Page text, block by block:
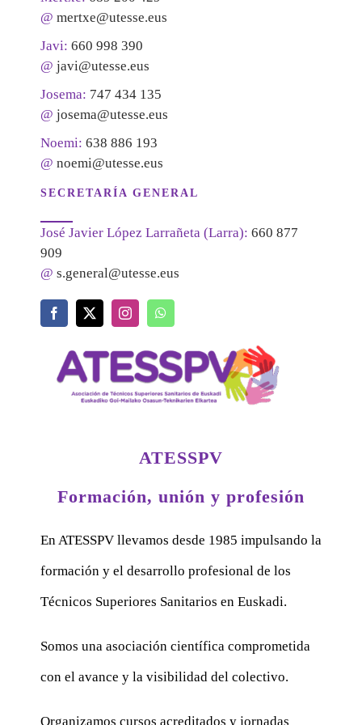
@ mertxe@utesse.eus
Javi: 660 998 390
@ javi@utesse.eus
Josema: 747 434 135
@ josema@utesse.eus
Noemi: 638 886 193
@ noemi@utesse.eus
SECRETARÍA GENERAL
José Javier López Larrañeta (Larra): 660 877
909
@ s.general@utesse.eus
ATESSPV
Formación, unión y profesión
En ATESSPV llevamos desde 1985 impulsando la
formación y el desarrollo profesional de los
Técnicos Superiores Sanitarios en Euskadi.
Somos una asociación científica comprometida
con el avance y la visibilidad del colectivo.
Organizamos cursos acreditados y jornadas